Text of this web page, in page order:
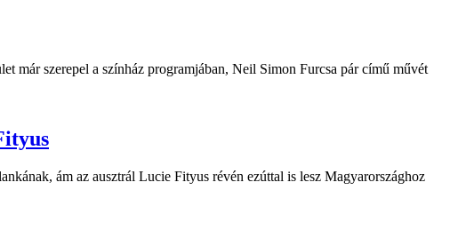
már szerepel a színház programjában, Neil Simon Furcsa pár című művét
ám az ausztrál Lucie Fityus révén ezúttal is lesz Magyarországhoz